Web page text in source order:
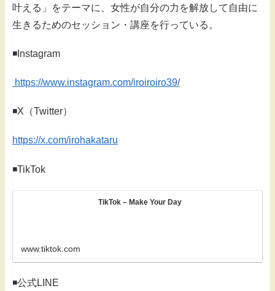
叶える」をテーマに、女性が自分の力を解放して自由に
生きるためのセッション・講座を行っている。
◾️Instagram
https://www.instagram.com/iroiroiro39/
◾️X（Twitter）
https://x.com/irohakataru
◾️TikTok
TikTok – Make Your Day
www.tiktok.com
◾️公式LINE